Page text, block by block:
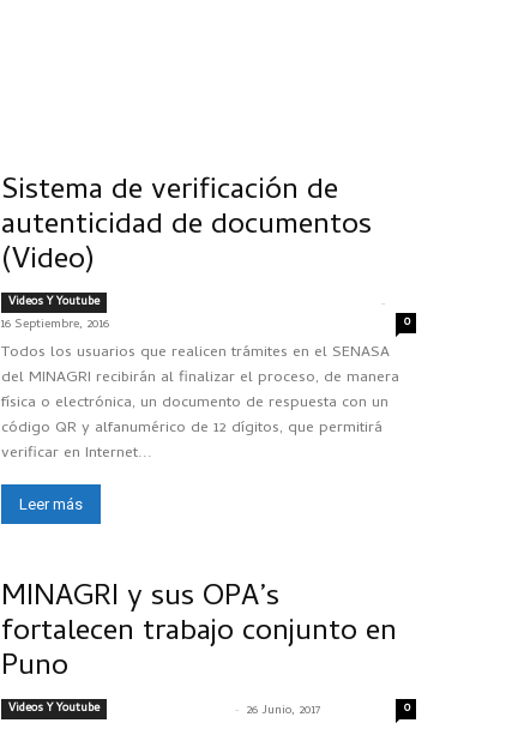
Sistema de verificación de
autenticidad de documentos
(Video)
Videos Y Youtube -
16 Septiembre, 2016 0
Todos los usuarios que realicen trámites en el SENASA
del MINAGRI recibirán al finalizar el proceso, de manera
física o electrónica, un documento de respuesta con un
código QR y alfanumérico de 12 dígitos, que permitirá
verificar en Internet...
Leer más
MINAGRI y sus OPA’s
fortalecen trabajo conjunto en
Puno
Videos Y Youtube - 26 Junio, 2017 0